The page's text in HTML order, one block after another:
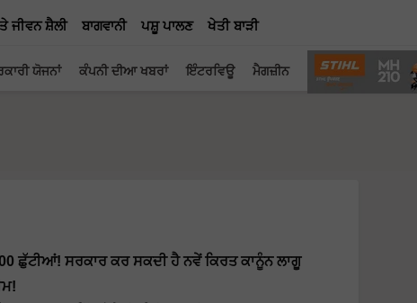
ਜੀਵਨ ਸ਼ੈਲੀ ਬਾਗਵਾਨੀ ਪਸ਼ੂ ਪਾਲਣ ਖੇਤੀ ਬਾੜੀ
ਯੋਜਨਾਂ ਕੰਪਨੀ ਦੀਆ ਖਬਰਾਂ ਇੰਟਰਵਿਊ ਮੈਗਜ਼ੀਨ
ਛੁੱਟੀਆਂ! ਸਰਕਾਰ ਕਰ ਸਕਦੀ ਹੈ ਨਵੇਂ ਕਿਰਤ ਕਾਨੂੰਨ ਲਾਗੂ